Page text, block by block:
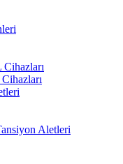
Aletleri